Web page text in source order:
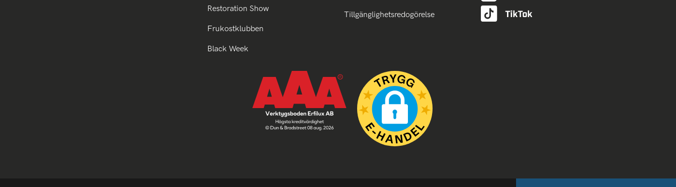
Restoration Show
Frukostklubben
Black Week
Tillgänglighetsredogörelse